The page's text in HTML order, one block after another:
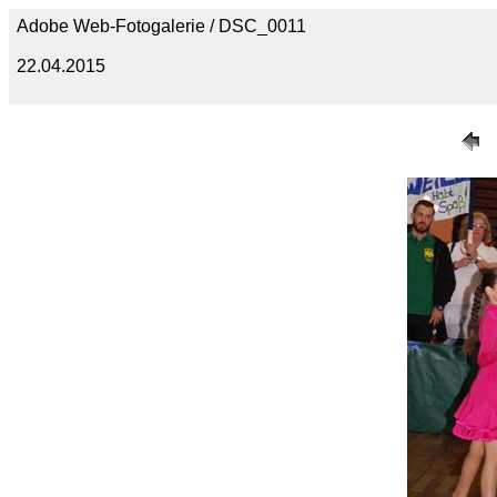
Adobe Web-Fotogalerie / DSC_0011
22.04.2015